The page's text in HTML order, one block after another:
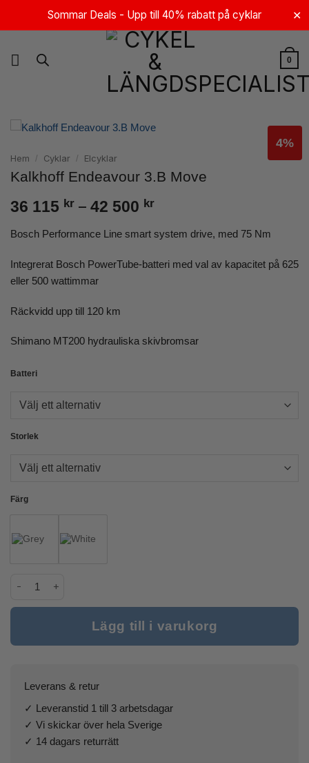
Sommar Deals - Upp till 40% rabatt på cyklar ✕
0
4%
Hem / Cyklar / Elcyklar
Kalkhoff Endeavour 3.B Move
36 115 kr – 42 500 krPrisintervall:
36
Bosch Performance Line smart system drive, med 75 Nm
Integrerat Bosch PowerTube-batteri med val av kapacitet på 625
eller 500 wattimmar
Räckvidd upp till 120 km
Shimano MT200 hydrauliska skivbromsar
Batteri
Storlek
Färg
Lägg till i varukorg
Leverans & retur
✓ Leveranstid 1 till 3 arbetsdagar
✓ Vi skickar över hela Sverige
✓ 14 dagars returrätt